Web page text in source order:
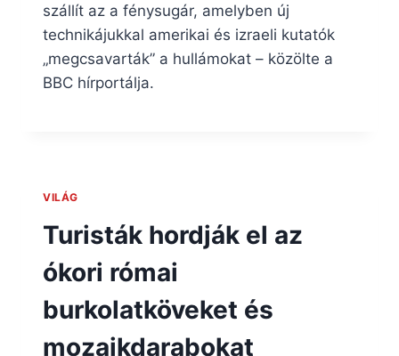
szállít az a fénysugár, amelyben új
technikájukkal amerikai és izraeli kutatók
„megcsavarták” a hullámokat – közölte a
BBC hírportálja.
VILÁG
Turisták hordják el az
ókori római
burkolatköveket és
mozaikdarabokat